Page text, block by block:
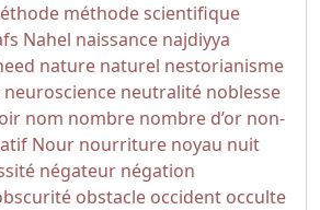
méthode scientifique
Nahel naissance najdiyya
nature naturel nestorianisme
neuroscience neutralité noblesse
nom nombre nombre d’or non-
Nour nourriture noyau nuit
négateur négation
obstacle occident occulte